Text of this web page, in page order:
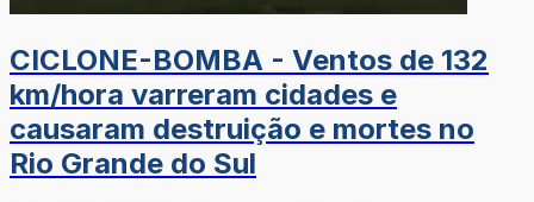
CICLONE-BOMBA - Ventos de 132
km/hora varreram cidades e
causaram destruição e mortes no
Rio Grande do Sul